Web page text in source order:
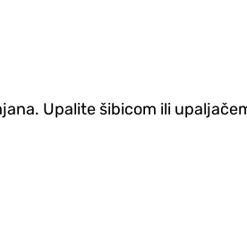
Upalite šibicom ili